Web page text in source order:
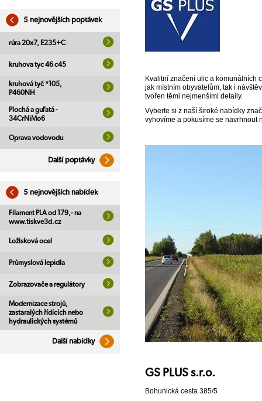
5 nejnovějších poptávek
rúra 20x7, E235+C
kruhova tyc 46 c45
kruhová tyč *105,
P460NH
Plochá a guľatá -
34CrNiMo6
Oprava vodovodu
Další poptávky
5 nejnovějších nabídek
Filament PLA od 179,- na
www.tiskve3d.cz
Ložisková ocel
Průmyslová lepidla
Zobrazovače a regulátory
Modernizace strojů,
zastaralých řídících nebo
hydraulických systémů
Další nabídky
Kvalitní značení ulic a komunálních
jak místním obyvatelům, tak i
tvořen těmi nejmenšími detaily.
Vyberte si z naší široké nabídky
vyhovíme a pokusíme se navrhnout
GS PLUS s.r.o.
Bohunická cesta 385/5